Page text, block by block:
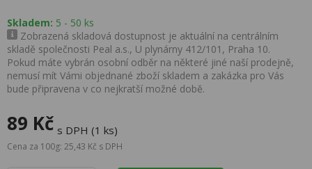
Skladem: 5 - 50 ks
Zobrazená skladová dostupnost je aktuální na centrálním
skladě společnosti Peal a.s., U plynárny 412/101, Praha 10.
Pokud máte vybrán osobní odběr na některé jiné naší prodejně,
nemusí mít Vámi objednané zboží skladem a zakázka pro Vás
bude připravena v co nejkratší možné době.
89 Kč s DPH (1 ks)
Cena za 100g: 25,43 Kč s DPH